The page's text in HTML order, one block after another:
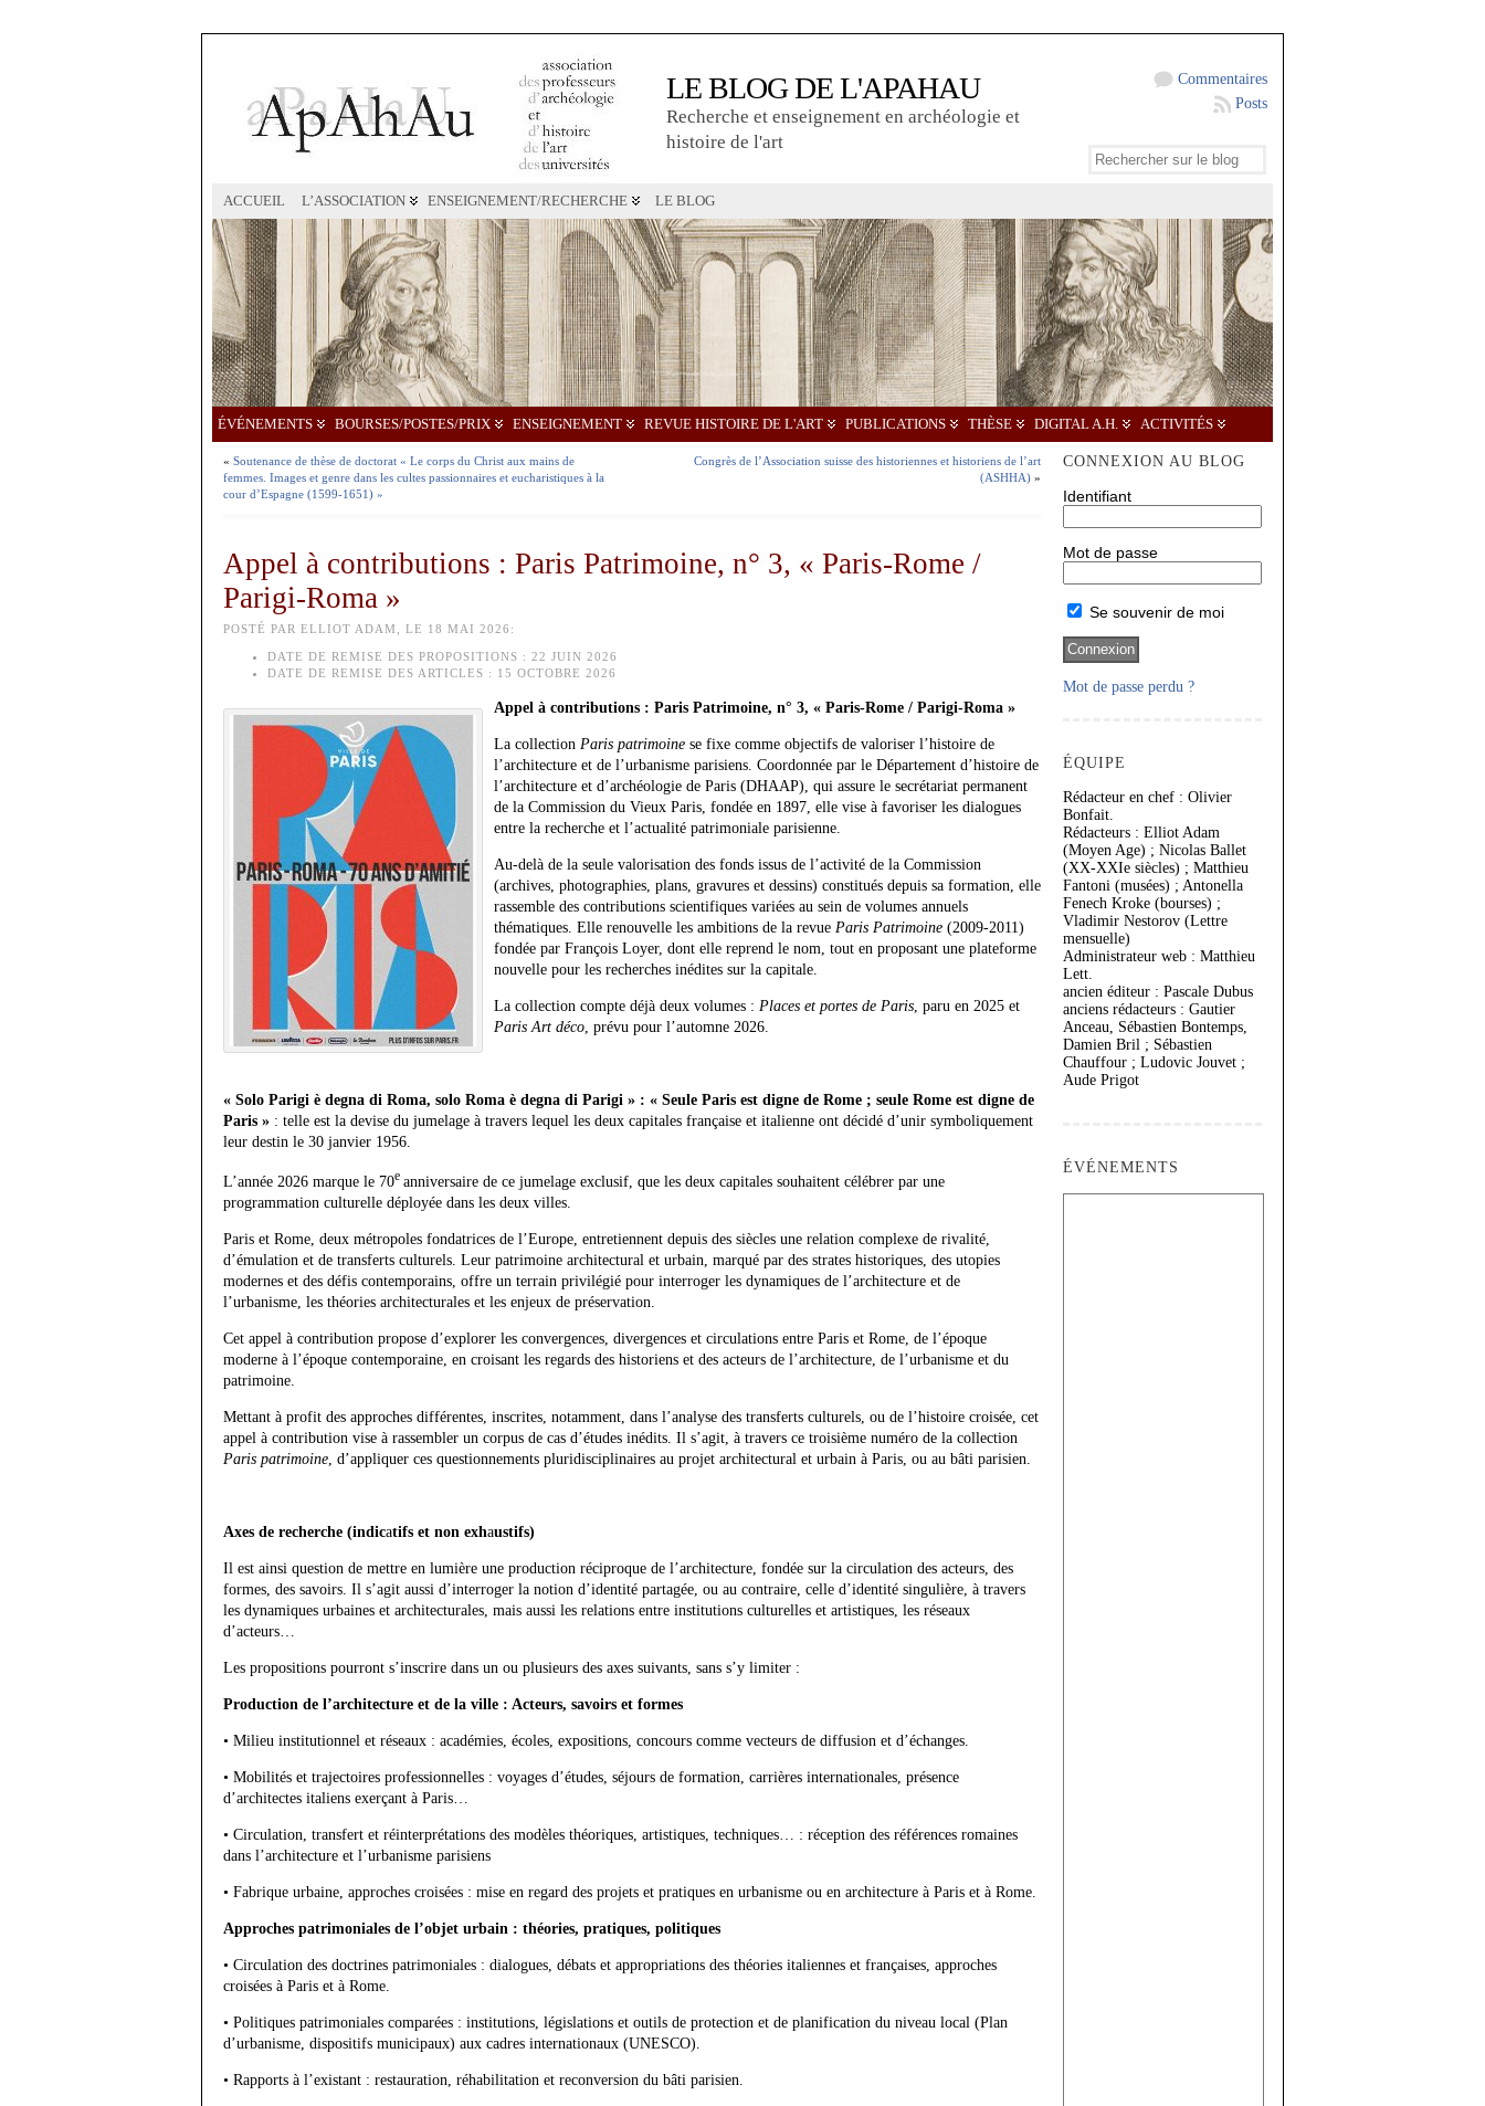
LE BLOG DE L'APAHAU
Recherche et enseignement en archéologie et
histoire de l'art
Commentaires
Posts
ACCUEIL L’ASSOCIATION ENSEIGNEMENT/RECHERCHE LE BLOG
ÉVÉNEMENTS BOURSES/POSTES/PRIX ENSEIGNEMENT REVUE HISTOIRE DE L'ART PUBLICATIONS THÈSE DIGITAL A.H. ACTIVITÉS
« Soutenance de thèse de doctorat « Le corps du Christ aux mains de
femmes. Images et genre dans les cultes passionnaires et eucharistiques à la
cour d’Espagne (1599-1651) »
Congrès de l’Association suisse des historiennes et historiens de l’art
(ASHHA) »
Appel à contributions : Paris Patrimoine, n° 3, « Paris-Rome /
Parigi-Roma »
POSTÉ PAR ELLIOT ADAM, LE 18 MAI 2026:
DATE DE REMISE DES PROPOSITIONS : 22 JUIN 2026
DATE DE REMISE DES ARTICLES : 15 OCTOBRE 2026
Appel à contributions : Paris Patrimoine, n° 3, « Paris-Rome / Parigi-Roma »
La collection Paris patrimoine se fixe comme objectifs de valoriser l’histoire de
l’architecture et de l’urbanisme parisiens. Coordonnée par le Département d’histoire de
l’architecture et d’archéologie de Paris (DHAAP), qui assure le secrétariat permanent
de la Commission du Vieux Paris, fondée en 1897, elle vise à favoriser les dialogues
entre la recherche et l’actualité patrimoniale parisienne.
Au-delà de la seule valorisation des fonds issus de l’activité de la Commission
(archives, photographies, plans, gravures et dessins) constitués depuis sa formation, elle
rassemble des contributions scientifiques variées au sein de volumes annuels
thématiques. Elle renouvelle les ambitions de la revue Paris Patrimoine (2009-2011)
fondée par François Loyer, dont elle reprend le nom, tout en proposant une plateforme
nouvelle pour les recherches inédites sur la capitale.
La collection compte déjà deux volumes : Places et portes de Paris, paru en 2025 et
Paris Art déco, prévu pour l’automne 2026.
« Solo Parigi è degna di Roma, solo Roma è degna di Parigi » : « Seule Paris est digne de Rome ; seule Rome est digne de
Paris » : telle est la devise du jumelage à travers lequel les deux capitales française et italienne ont décidé d’unir symboliquement
leur destin le 30 janvier 1956.
L’année 2026 marque le 70e anniversaire de ce jumelage exclusif, que les deux capitales souhaitent célébrer par une
programmation culturelle déployée dans les deux villes.
Paris et Rome, deux métropoles fondatrices de l’Europe, entretiennent depuis des siècles une relation complexe de rivalité,
d’émulation et de transferts culturels. Leur patrimoine architectural et urbain, marqué par des strates historiques, des utopies
modernes et des défis contemporains, offre un terrain privilégié pour interroger les dynamiques de l’architecture et de
l’urbanisme, les théories architecturales et les enjeux de préservation.
Cet appel à contribution propose d’explorer les convergences, divergences et circulations entre Paris et Rome, de l’époque
moderne à l’époque contemporaine, en croisant les regards des historiens et des acteurs de l’architecture, de l’urbanisme et du
patrimoine.
Mettant à profit des approches différentes, inscrites, notamment, dans l’analyse des transferts culturels, ou de l’histoire croisée, cet
appel à contribution vise à rassembler un corpus de cas d’études inédits. Il s’agit, à travers ce troisième numéro de la collection
Paris patrimoine , d’appliquer ces questionnements pluridisciplinaires au projet architectural et urbain à Paris, ou au bâti parisien.
Axes de recherche (indicatifs et non exhaustifs)
Il est ainsi question de mettre en lumière une production réciproque de l’architecture, fondée sur la circulation des acteurs, des
formes, des savoirs. Il s’agit aussi d’interroger la notion d’identité partagée, ou au contraire, celle d’identité singulière, à travers
les dynamiques urbaines et architecturales, mais aussi les relations entre institutions culturelles et artistiques, les réseaux
d’acteurs…
Les propositions pourront s’inscrire dans un ou plusieurs des axes suivants, sans s’y limiter :
Production de l’architecture et de la ville : Acteurs, savoirs et formes
• Milieu institutionnel et réseaux : académies, écoles, expositions, concours comme vecteurs de diffusion et d’échanges.
• Mobilités et trajectoires professionnelles : voyages d’études, séjours de formation, carrières internationales, présence
d’architectes italiens exerçant à Paris…
• Circulation, transfert et réinterprétations des modèles théoriques, artistiques, techniques… : réception des références romaines
dans l’architecture et l’urbanisme parisiens
• Fabrique urbaine, approches croisées : mise en regard des projets et pratiques en urbanisme ou en architecture à Paris et à Rome.
Approches patrimoniales de l’objet urbain : théories, pratiques, politiques
• Circulation des doctrines patrimoniales : dialogues, débats et appropriations des théories italiennes et françaises, approches
croisées à Paris et à Rome.
• Politiques patrimoniales comparées : institutions, législations et outils de protection et de planification du niveau local (Plan
d’urbanisme, dispositifs municipaux) aux cadres internationaux (UNESCO).
• Rapports à l’existant : restauration, réhabilitation et reconversion du bâti parisien.
CONNEXION AU BLOG
Identifiant
Mot de passe
Se souvenir de moi
Mot de passe perdu ?
ÉQUIPE
Rédacteur en chef : Olivier
Bonfait.
Rédacteurs : Elliot Adam
(Moyen Age) ; Nicolas Ballet
(XX-XXIe siècles) ; Matthieu
Fantoni (musées) ; Antonella
Fenech Kroke (bourses) ;
Vladimir Nestorov (Lettre
mensuelle)
Administrateur web : Matthieu
Lett.
ancien éditeur : Pascale Dubus
anciens rédacteurs : Gautier
Anceau, Sébastien Bontemps,
Damien Bril ; Sébastien
Chauffour ; Ludovic Jouvet ;
Aude Prigot
ÉVÉNEMENTS